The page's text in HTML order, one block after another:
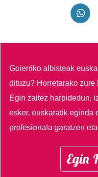
Goierriko albisteak
dituzu? Horretarako
Egin zaitez harpidedun,
esker, euskaratik eginda
profesionala garatzen
Egin